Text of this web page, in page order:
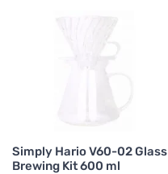
Simply Hario V60-02 Glass
Brewing Kit 600 ml